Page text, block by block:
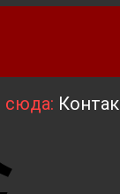
сюда: